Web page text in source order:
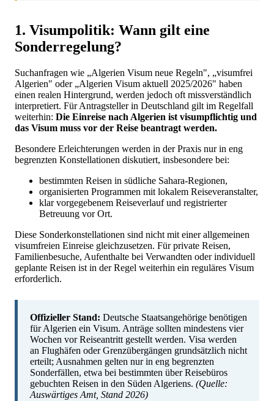
1. Visumpolitik: Wann gilt eine
Sonderregelung?
Suchanfragen wie „Algerien Visum neue Regeln", „visumfrei
Algerien" oder „Algerien Visum aktuell 2025/2026" haben
einen realen Hintergrund, werden jedoch oft missverständlich
interpretiert. Für Antragsteller in Deutschland gilt im Regelfall
weiterhin: Die Einreise nach Algerien ist visumpflichtig und
das Visum muss vor der Reise beantragt werden.
Besondere Erleichterungen werden in der Praxis nur in eng
begrenzten Konstellationen diskutiert, insbesondere bei:
bestimmten Reisen in südliche Sahara-Regionen,
organisierten Programmen mit lokalem Reiseveranstalter,
klar vorgegebenem Reiseverlauf und registrierter
Betreuung vor Ort.
Diese Sonderkonstellationen sind nicht mit einer allgemeinen
visumfreien Einreise gleichzusetzen. Für private Reisen,
Familienbesuche, Aufenthalte bei Verwandten oder individuell
geplante Reisen ist in der Regel weiterhin ein reguläres Visum
erforderlich.
Offizieller Stand: Deutsche Staatsangehörige benötigen
für Algerien ein Visum. Anträge sollten mindestens vier
Wochen vor Reiseantritt gestellt werden. Visa werden
an Flughäfen oder Grenzübergängen grundsätzlich nicht
erteilt; Ausnahmen gelten nur in eng begrenzten
Sonderfällen, etwa bei bestimmten über Reisebüros
gebuchten Reisen in den Süden Algeriens. (Quelle:
Auswärtiges Amt, Stand 2026)